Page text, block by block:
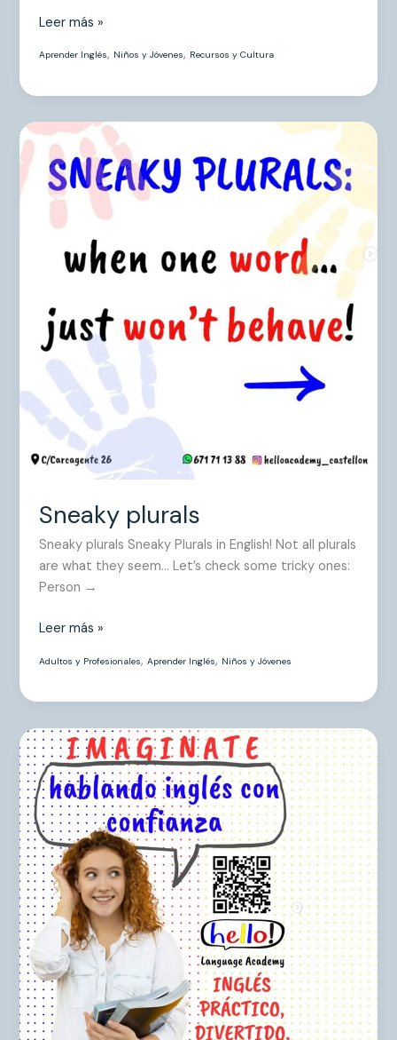
Leer más »
Aprender Inglés, Niños y Jóvenes, Recursos y Cultura
Sneaky plurals
Sneaky plurals Sneaky Plurals in English! Not all plurals
are what they seem… Let’s check some tricky ones:
Person →
Sneaky
plurals
Leer más »
Adultos y Profesionales,Aprender Inglés, Niños y Jóvenes
Imagínate